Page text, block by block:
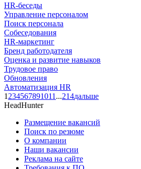
HR-беседы
Управление персоналом
Поиск персонала
Собеседования
HR-маркетинг
Бренд работодателя
Оценка и развитие навыков
Трудовое право
Обновления
Автоматизация HR
1 234567891011 ...214дальше
HeadHunter
Размещение вакансий
Поиск по резюме
О компании
Наши вакансии
Реклама на сайте